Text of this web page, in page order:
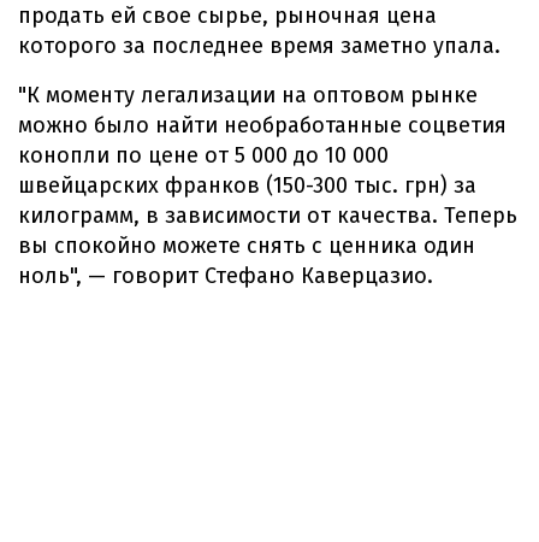
продать ей свое сырье, рыночная цена
которого за последнее время заметно упала.
"К моменту легализации на оптовом рынке
можно было найти необработанные соцветия
конопли по цене от 5 000 до 10 000
швейцарских франков (150-300 тыс. грн) за
килограмм, в зависимости от качества. Теперь
вы спокойно можете снять с ценника один
ноль", — говорит Стефано Каверцазио.